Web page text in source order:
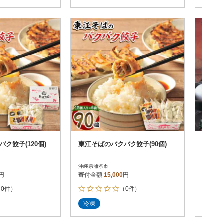
ク餃子(120個)
円
0件）
東江そばのバクバク餃子(90個)
沖縄県浦添市
寄付金額 15,000円
（0件）
冷凍